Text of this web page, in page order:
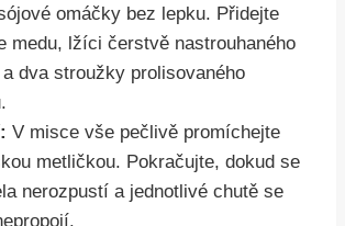
omáčky bez lepku. Přidejte
medu, lžíci čerstvě nastrouhaného
dva stroužky prolisovaného
V misce vše pečlivě promíchejte
metličkou. Pokračujte, dokud se
nerozpustí a jednotlivé chutě se